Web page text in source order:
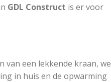
GDL Construct is er voor
van een lekkende kraan, we
in huis en de opwarming